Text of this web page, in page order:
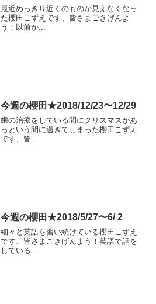
最近めっきり近くのものが見えなくなっ
た櫻田こずえです、皆さまごきげんよ
う！以前か...
今週の櫻田★2018/12/23〜12/29
歯の治療をしている間にクリスマスがあ
っという間に過ぎてしまった櫻田こずえ
です、皆...
今週の櫻田★2018/5/27〜6/ 2
細々と英語を習い続けている櫻田こずえ
です、皆さまごきげんよう！英語で話を
している...